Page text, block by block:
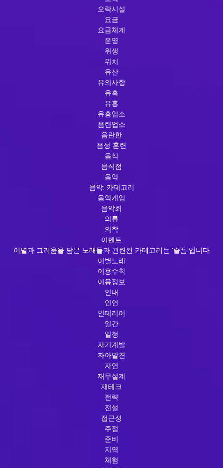
오락시설
요금
요금체계
운영
위생
위치
유산
유의사항
유혹
유흥
유흥업소
음란업소
음란한
음성 훈련
음식
음식점
음악
음악: 카테고리
음악게임
음악회
의류
의학
이벤트
이별과 그리움을 담은 노래들과 관련된 카테고리는 '슬픔'입니다
이별노래
이용수칙
이용정보
인내
인연
인테리어
일간
일정
자기계발
자아발견
자연
재무설계
재테크
전략
전설
접근성
주점
준비
지역
체험